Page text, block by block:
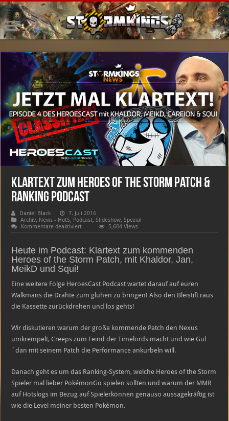
Klartext zum Heroes of the Storm Patch &
Ranking Podcast
Daniel Black
7. Juli 2016
Archiv, News - HotS, Podcast,Slideshow,Spezial
Kommentare deaktiviertfür
Klartext
Heroes
of
the
Ranking
Podcast
5,604 Views
Heute im Podcast: Klartext zum kommenden
Heroes of the Storm Patch, mit Khaldor, Jan,
MeikD und Squi!
Eine weitere Folge HeroesCast Podcast wartet darauf auf euren
Walkmans die Drähte zum glühen zu bringen! Also den Bleistift raus
die Kassette zurückdrehen und los gehts!
Wir diskutieren warum der große kommende Patch den Nexus
umkrempelt, Creeps zum Feind der Timelords macht und wie Gul
´dan mit seinem Patch die Performance ankurbeln will.
Danach geht es um das Ranking-System, welche Heroes of the Storm
Spieler mal lieber PokémonGo spielen sollten und warum der MMR
auf Hotslogs im Bezug auf Spielerkönnen genauso aussagekräftig ist
wie die Level meiner besten Pokémon.